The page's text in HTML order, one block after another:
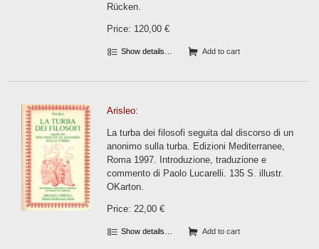
Rücken.
Price: 120,00 €
Show details… Add to cart
Arisleo:
La turba dei filosofi seguita dal discorso di un
anonimo sulla turba. Edizioni Mediterranee,
Roma 1997. Introduzione, traduzione e
commento di Paolo Lucarelli. 135 S. illustr.
OKarton.
Price: 22,00 €
Show details… Add to cart